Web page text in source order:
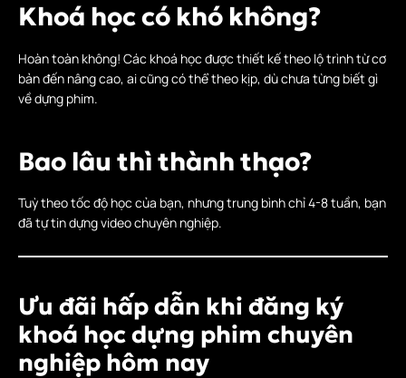
Khoá học có khó không?
Hoàn toàn không! Các khoá học được thiết kế theo lộ trình từ cơ
bản đến nâng cao, ai cũng có thể theo kịp, dù chưa từng biết gì
về dựng phim.
Bao lâu thì thành thạo?
Tuỳ theo tốc độ học của bạn, nhưng trung bình chỉ 4-8 tuần, bạn
đã tự tin dựng video chuyên nghiệp.
Ưu đãi hấp dẫn khi đăng ký
khoá học dựng phim chuyên
nghiệp hôm nay